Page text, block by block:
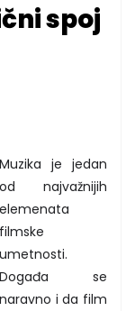
spoj
Muzika je jedan
od najvažnijih
elemenata
filmske
umetnosti.
Događa se
naravno i da film